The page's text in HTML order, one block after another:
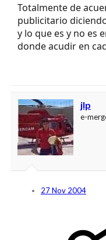
Totalmente de
publicitario
y lo que es y no es
donde acudir en
jlp
e-
27 Nov 2004